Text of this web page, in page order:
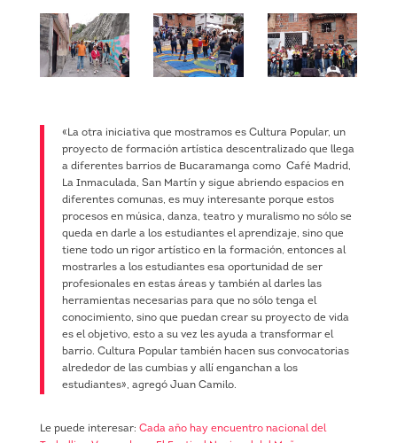
«La otra iniciativa que mostramos es Cultura Popular, un
proyecto de formación artística descentralizado que llega
a diferentes barrios de Bucaramanga como Café Madrid,
La Inmaculada, San Martín y sigue abriendo espacios en
diferentes comunas, es muy interesante porque estos
procesos en música, danza, teatro y muralismo no sólo se
queda en darle a los estudiantes el aprendizaje, sino que
tiene todo un rigor artístico en la formación, entonces al
mostrarles a los estudiantes esa oportunidad de ser
profesionales en estas áreas y también al darles las
herramientas necesarias para que no sólo tenga el
conocimiento, sino que puedan crear su proyecto de vida
es el objetivo, esto a su vez les ayuda a transformar el
barrio. Cultura Popular también hacen sus convocatorias
alrededor de las cumbias y allí enganchan a los
estudiantes», agregó Juan Camilo.
Le puede interesar: Cada año hay encuentro nacional del